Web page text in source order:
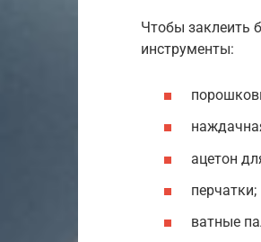
Чтобы заклеить
инструменты:
ацетон
перчатки;
ватные